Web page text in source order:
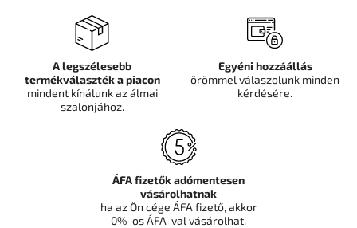
A legszélesebb
termékválaszték a piacon
mindent kínálunk az álmai
szalonjához.
Egyéni hozzáállás
örömmel válaszolunk minden
kérdésére.
ÁFA fizetők adómentesen
vásárolhatnak
ha az Ön cége ÁFA fizető, akkor
0%-os ÁFA-val vásárolhat.